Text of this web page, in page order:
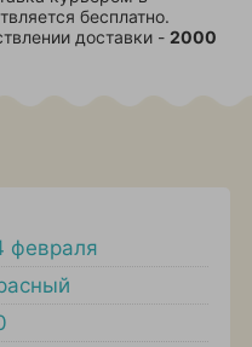
бесплатно.
доставки - 2000
февраля